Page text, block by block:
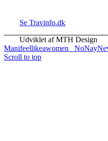
Se Travinfo.dk
Udviklet af MTH Design
Manifeellikeawomen
Scroll to top